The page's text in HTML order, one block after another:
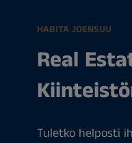
HABITA JOENSUU
Real
Tuletko helposti